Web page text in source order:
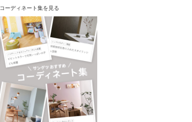
コーディネート集を見る